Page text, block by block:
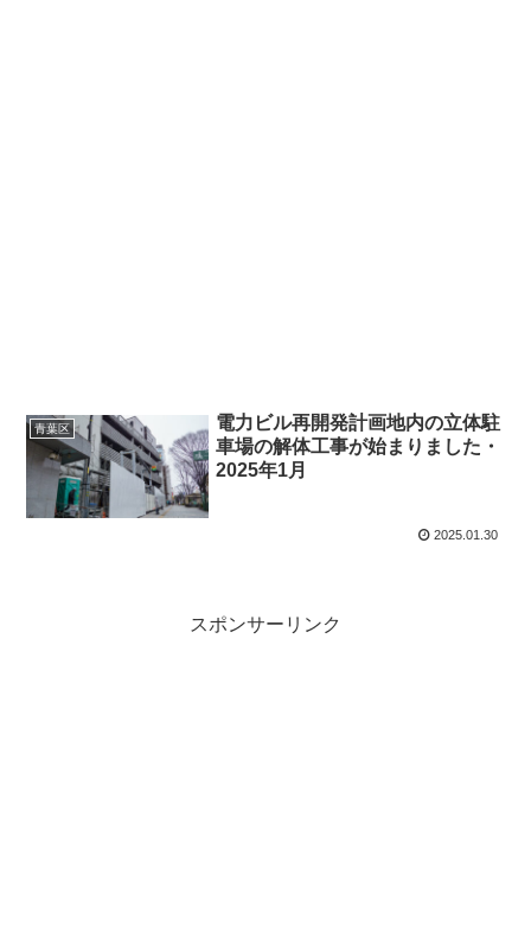
青葉区
電力ビル再開発計画地内の立体駐
車場の解体工事が始まりました・
2025年1月
2025.01.30
スポンサーリンク